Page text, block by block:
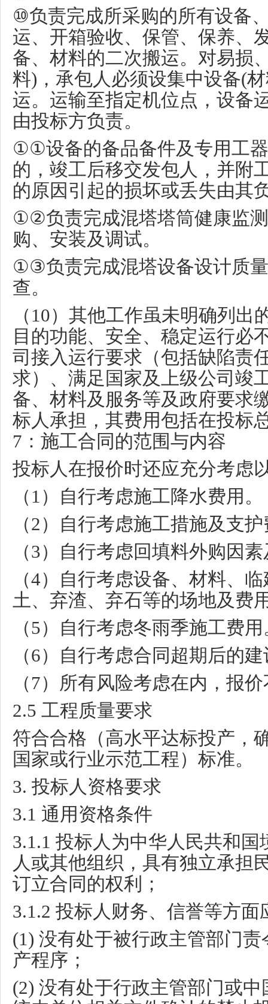
⑩负责完成所采购的所有设备
运、开箱验收、保管、保养、
备、材料的二次搬运。对易损
料) ，承包人必须设集中设备(
运。运输至指定机位点，设备
由投标方负责。
①①设备的备品备件及专用工
的，竣工后移交发包人，并附
的原因引起的损坏或丢失由其
①②负责完成混塔塔筒健康监
购、安装及调试。
①③负责完成混塔设备设计质
查。
（ 10）其他工作虽未明确列出
目的功能、安全、稳定运行必
司接入运行要求（包括缺陷责
求）、满足国家及上级公司竣
备、材料及服务等及政府要求
标人承担，其费用包括在投标
7 ：施工合同的范围与内容
投标人在报价时还应充分考虑
（ 1 ）自行考虑施工降水费用。
（2 ）自行考虑施工措施及支
（3）自行考虑回填料外购因
（4）自行考虑设备、材料、
土、弃渣、弃石等的场地及费
（5）自行考虑冬雨季施工费用
（6）自行考虑合同超期后的
（ 7）所有风险考虑在内，报
2.5 工程质量要求
符合合格（高水平达标投产，
国家或行业示范工程）标准。
3. 投标人资格要求
3.1 通用资格条件
3.1.1 投标人为中华人民共和国
人或其他组织，具有独立承担
订立合同的权利；
3.1.2 投标人财务、信誉等方面
(1) 没有处于被行政主管部门
产程序；
(2) 没有处于行政主管部门或